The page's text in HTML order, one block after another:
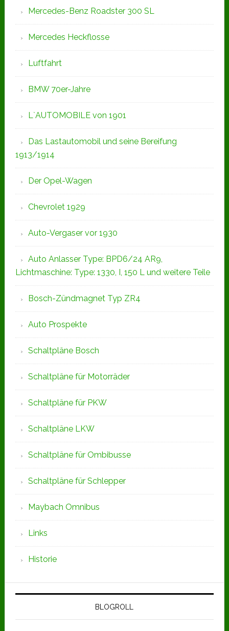
Mercedes-Benz Roadster 300 SL
Mercedes Heckflosse
Luftfahrt
BMW 70er-Jahre
L`AUTOMOBILE von 1901
Das Lastautomobil und seine Bereifung
1913/1914
Der Opel-Wagen
Chevrolet 1929
Auto-Vergaser vor 1930
Auto Anlasser Type: BPD6/24 AR9,
Lichtmaschine: Type: 1330, I, 150 L und weitere Teile
Bosch-Zündmagnet Typ ZR4
Auto Prospekte
Schaltpläne Bosch
Schaltpläne für Motorräder
Schaltpläne für PKW
Schaltpläne LKW
Schaltpläne für Ombibusse
Schaltpläne für Schlepper
Maybach Omnibus
Links
Historie
BLOGROLL